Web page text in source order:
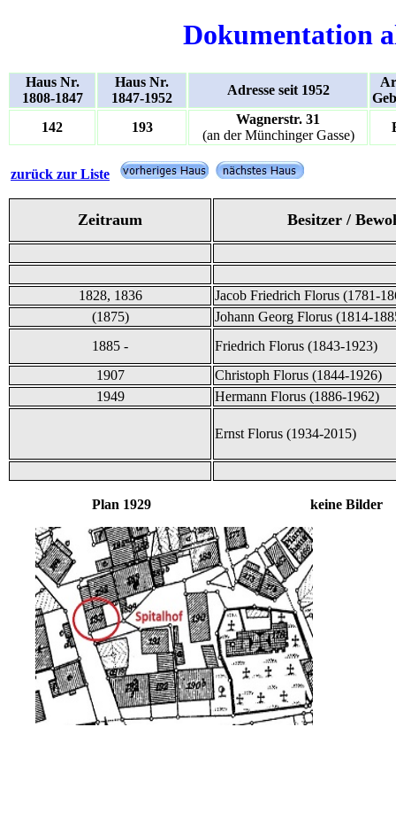
Dokumentation
Haus Nr.
1808-1847
Haus Nr.
1847-1952
Adresse seit 1952
142
193
Wagnerstr. 31
(an der Münchinger Gasse)
zurück zur Liste
Zeitraum Besitzer /
1828, 1836
Jacob Friedrich Florus (1781-
(1875)
Johann Georg Florus (1814-
1885 -
Friedrich Florus (1843-1923)
1907
Christoph Florus (1844-1926)
1949
Hermann Florus (1886-1962)
Ernst Florus (1934-2015)
Plan 1929 keine Bilder